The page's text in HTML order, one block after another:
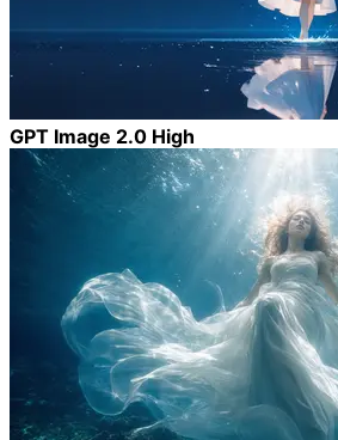
GPT Image 2.0 High